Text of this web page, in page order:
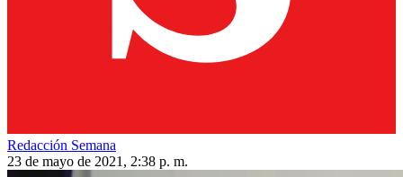
Redacción Semana
23 de mayo de 2021, 2:38 p. m.